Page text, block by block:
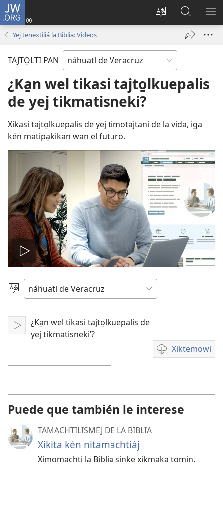
JW.ORG
Xikpata
página
tajto̱l
Iniciar
sesión
nueva
Xikte̱mo
pan
JW.ORG
Yej tene̱xtiliá la Biblia: Videos
TAJTO̱LTI PAN
¿Ka̱n wel tikasi tajto̱lkuepalis
de yej tikmatisneki?
Xikasi tajto̱lkuepalis de yej timotajtani de la vida, iga
kén matipa̱kikan wan el futuro.
Reproducir
video
Xiktapejpena
tajto̱l
Xikaki
¿Ka̱n wel tikasi tajto̱lkuepalis de
yej tikmatisnekiʼ?
Xiktemowi
Kén
tikneki
pan
Puede que también le interese
TAMACHTILISMEJ DE LA BIBLIA
Xikita kén nitamachtiáj
Ximomachti la Biblia sinke xikmaka tomin.